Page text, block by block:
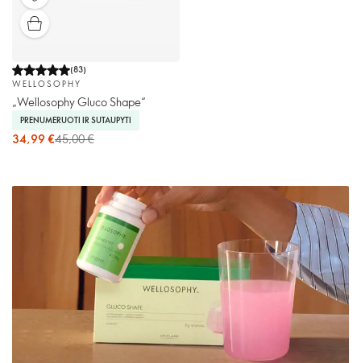
(83)
WELLOSOPHY
„Wellosophy Gluco Shape“
PRENUMERUOTI IR SUTAUPYTI
34,99 €45,00 €